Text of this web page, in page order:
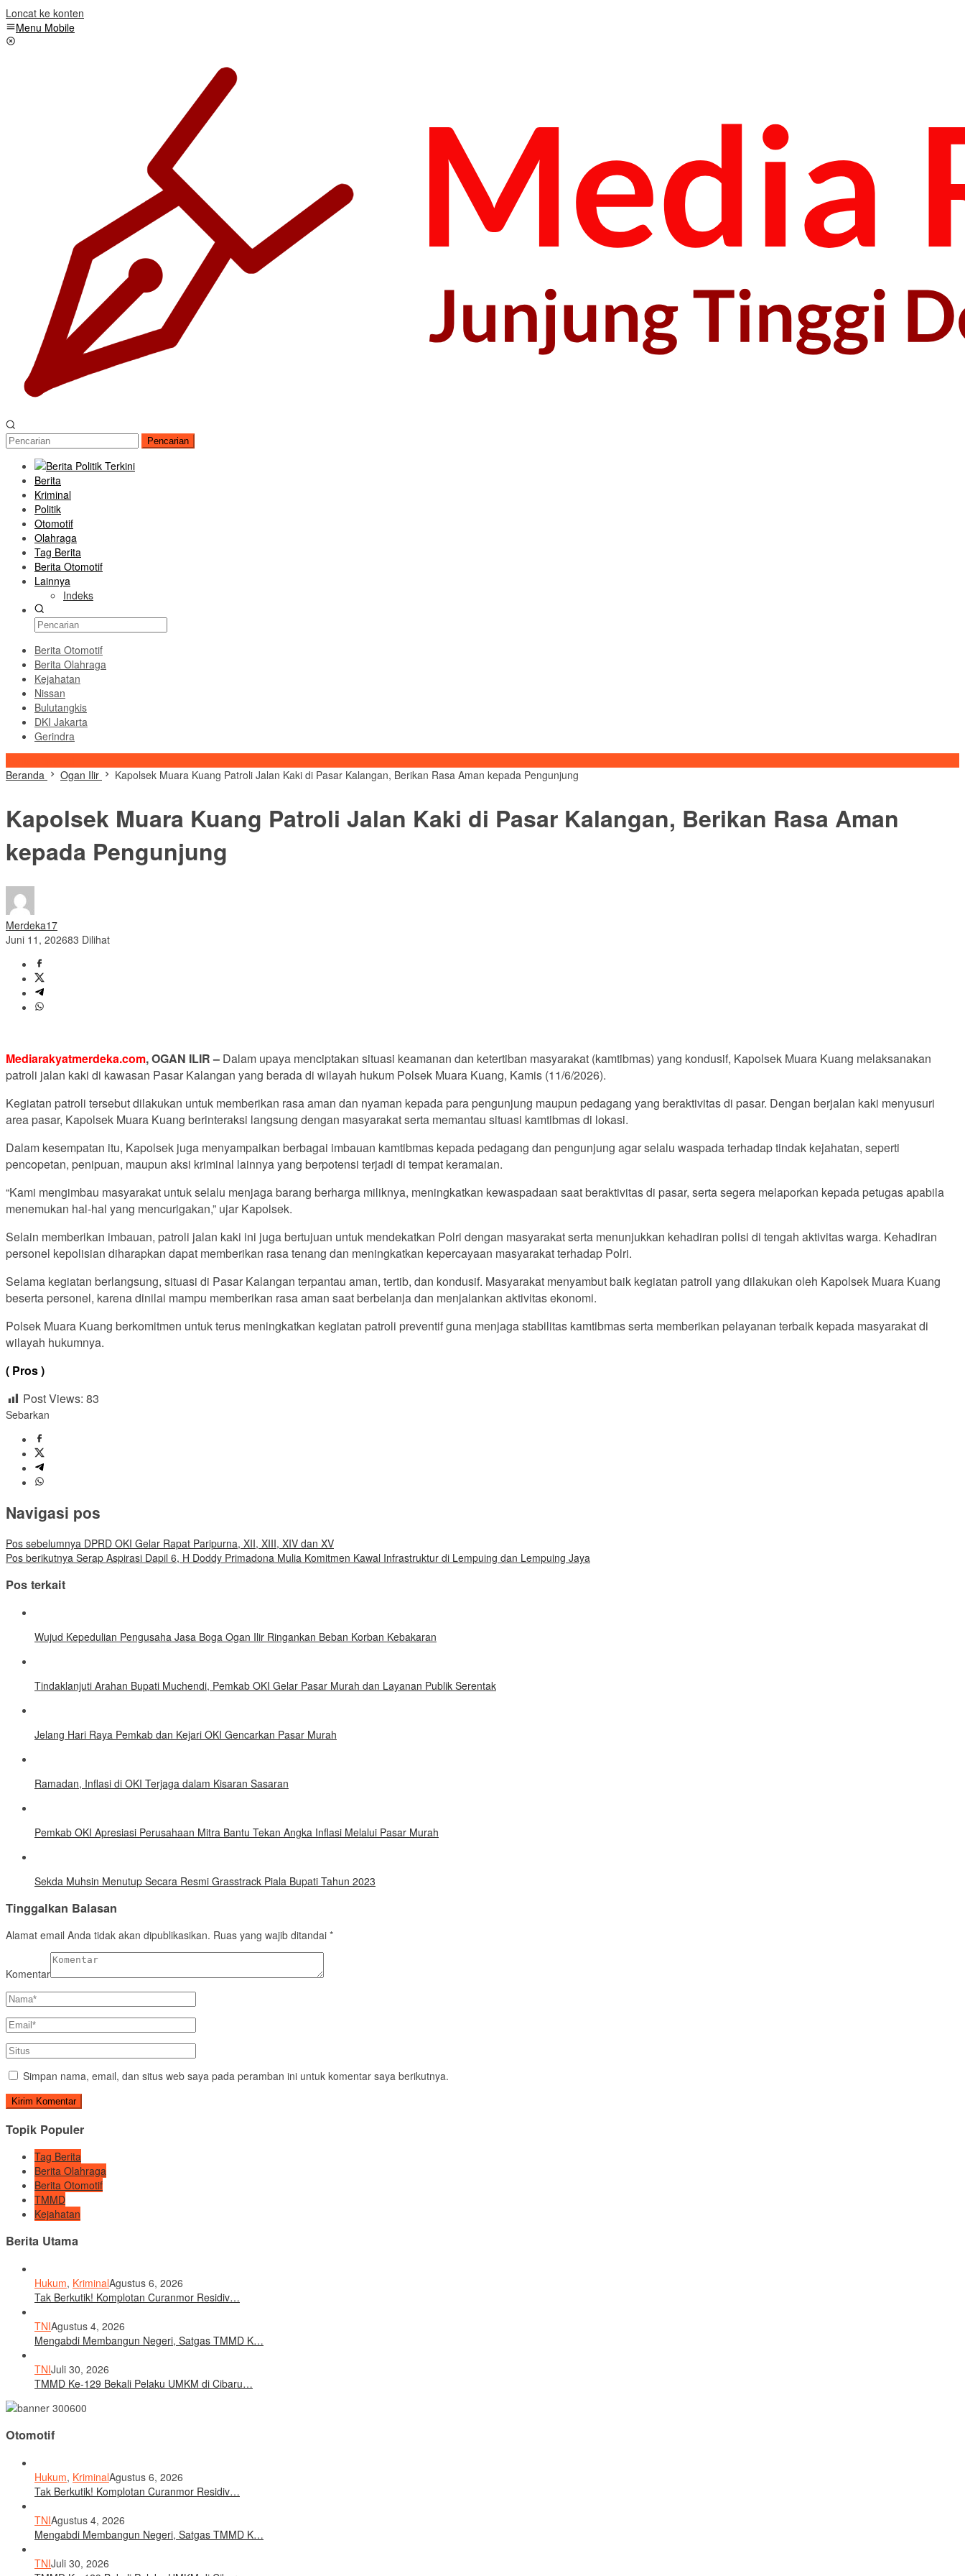
Loncat ke konten
Menu Mobile
Pencarian
Berita
Kriminal
Politik
Otomotif
Olahraga
Tag Berita
Berita Otomotif
Lainnya
Indeks
Berita Otomotif
Berita Olahraga
Kejahatan
Nissan
Bulutangkis
DKI Jakarta
Gerindra
Beranda
Ogan Ilir Kapolsek Muara Kuang Patroli Jalan Kaki di Pasar Kalangan, Berikan Rasa Aman kepada Pengunjung
Kapolsek Muara Kuang Patroli Jalan Kaki di Pasar Kalangan, Berikan Rasa Aman
kepada Pengunjung
Merdeka17
Juni 11, 202683 Dilihat
Mediarakyatmerdeka.com, OGAN ILIR – Dalam upaya menciptakan situasi keamanan dan ketertiban masyarakat (kamtibmas) yang kondusif, Kapolsek Muara Kuang melaksanakan
patroli jalan kaki di kawasan Pasar Kalangan yang berada di wilayah hukum Polsek Muara Kuang, Kamis (11/6/2026).
Kegiatan patroli tersebut dilakukan untuk memberikan rasa aman dan nyaman kepada para pengunjung maupun pedagang yang beraktivitas di pasar. Dengan berjalan kaki menyusuri
area pasar, Kapolsek Muara Kuang berinteraksi langsung dengan masyarakat serta memantau situasi kamtibmas di lokasi.
Dalam kesempatan itu, Kapolsek juga menyampaikan berbagai imbauan kamtibmas kepada pedagang dan pengunjung agar selalu waspada terhadap tindak kejahatan, seperti
pencopetan, penipuan, maupun aksi kriminal lainnya yang berpotensi terjadi di tempat keramaian.
“Kami mengimbau masyarakat untuk selalu menjaga barang berharga miliknya, meningkatkan kewaspadaan saat beraktivitas di pasar, serta segera melaporkan kepada petugas apabila
menemukan hal-hal yang mencurigakan,” ujar Kapolsek.
Selain memberikan imbauan, patroli jalan kaki ini juga bertujuan untuk mendekatkan Polri dengan masyarakat serta menunjukkan kehadiran polisi di tengah aktivitas warga. Kehadiran
personel kepolisian diharapkan dapat memberikan rasa tenang dan meningkatkan kepercayaan masyarakat terhadap Polri.
Selama kegiatan berlangsung, situasi di Pasar Kalangan terpantau aman, tertib, dan kondusif. Masyarakat menyambut baik kegiatan patroli yang dilakukan oleh Kapolsek Muara Kuang
beserta personel, karena dinilai mampu memberikan rasa aman saat berbelanja dan menjalankan aktivitas ekonomi.
Polsek Muara Kuang berkomitmen untuk terus meningkatkan kegiatan patroli preventif guna menjaga stabilitas kamtibmas serta memberikan pelayanan terbaik kepada masyarakat di
wilayah hukumnya.
( Pros )
Post Views: 83
Sebarkan
Navigasi pos
Pos sebelumnya DPRD OKI Gelar Rapat Paripurna, XII, XIII, XIV dan XV
Pos berikutnya Serap Aspirasi Dapil 6, H Doddy Primadona Mulia Komitmen Kawal Infrastruktur di Lempuing dan Lempuing Jaya
Pos terkait
Wujud Kepedulian Pengusaha Jasa Boga Ogan Ilir Ringankan Beban Korban Kebakaran
Tindaklanjuti Arahan Bupati Muchendi, Pemkab OKI Gelar Pasar Murah dan Layanan Publik Serentak
Jelang Hari Raya Pemkab dan Kejari OKI Gencarkan Pasar Murah
Ramadan, Inflasi di OKI Terjaga dalam Kisaran Sasaran
Pemkab OKI Apresiasi Perusahaan Mitra Bantu Tekan Angka Inflasi Melalui Pasar Murah
Sekda Muhsin Menutup Secara Resmi Grasstrack Piala Bupati Tahun 2023
Tinggalkan Balasan
Alamat email Anda tidak akan dipublikasikan. Ruas yang wajib ditandai *
Komentar
Simpan nama, email, dan situs web saya pada peramban ini untuk komentar saya berikutnya.
Topik Populer
Tag Berita
Berita Olahraga
Berita Otomotif
TMMD
Kejahatan
Berita Utama
Hukum, KriminalAgustus 6, 2026
Tak Berkutik! Komplotan Curanmor Residiv…
TNIAgustus 4, 2026
Mengabdi Membangun Negeri, Satgas TMMD K…
TNIJuli 30, 2026
TMMD Ke-129 Bekali Pelaku UMKM di Cibaru…
Otomotif
Hukum, KriminalAgustus 6, 2026
Tak Berkutik! Komplotan Curanmor Residiv…
TNIAgustus 4, 2026
Mengabdi Membangun Negeri, Satgas TMMD K…
TNIJuli 30, 2026